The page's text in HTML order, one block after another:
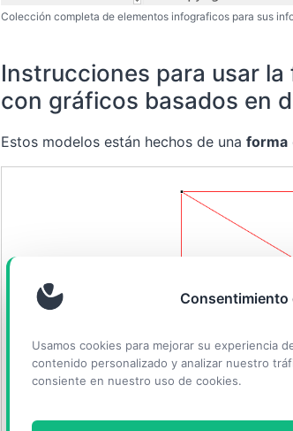
Consentimiento
Usamos cookies para mejorar su experiencia
contenido personalizado y analizar nuestro
consiente en nuestro uso de cookies.
Colección completa de elementos infograficos para sus
Instrucciones para usar
con gráficos basados en
Estos modelos están hechos de una forma